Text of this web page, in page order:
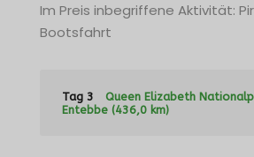
Im Preis inbegriffene Aktivität:
Bootsfahrt
Tag 3
Queen Elizabeth
Entebbe (436,0 km)